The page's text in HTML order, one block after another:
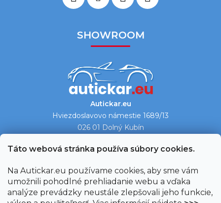
Táto webová stránka používa súbory cookies.
Na Autickar.eu používame cookies, aby sme vám
umožnili pohodlné prehliadanie webu a vďaka
analýze prevádzky neustále zlepšovali jeho funkcie,
SHOWROOM
Autickar.eu
Hviezdoslavovo námestie 1689/13
026 01 Dolný Kubín
Ukázať na mape →